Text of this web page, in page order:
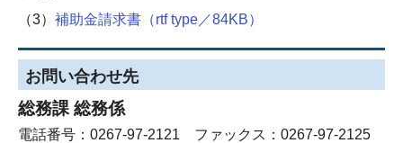
（3） 補助金請求書（rtf type／84KB）
お問い合わせ先
総務課 総務係
電話番号：0267-97-2121 ファックス：0267-97-2125